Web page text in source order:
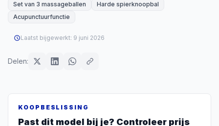
Set van 3 massageballen
Harde spierknoopbal
Acupunctuurfunctie
Laatst bijgewerkt: 9 juni 2026
Delen:
KOOPBESLISSING
Past dit model bij je? Controleer prijs